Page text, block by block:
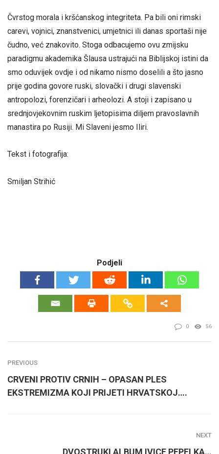
Čvrstog morala i kršćanskog integriteta. Pa bili oni rimski
carevi, vojnici, znanstvenici, umjetnici ili danas sportaši nije
čudno, već znakovito. Stoga odbacujemo ovu zmijsku
paradigmu akademika Šlausa ustrajući na Biblijskoj istini da
smo oduvijek ovdje i od nikamo nismo doselili a što jasno
prije godina govore ruski, slovački i drugi slavenski
antropolozi, forenzičari i arheolozi. A stoji i zapisano u
srednjovjekovnim ruskim ljetopisima diljem pravoslavnih
manastira po Rusiji. Mi Slaveni jesmo Iliri.
Tekst i fotografija:
Smiljan Strihić
Podjeli
0 56
PREVIOUS
CRVENI PROTIV CRNIH – OPASAN PLES
EKSTREMIZMA KOJI PRIJETI HRVATSKOJ….
NEXT
DVOSTRUKI ALBUM IVICE PEPELKA…